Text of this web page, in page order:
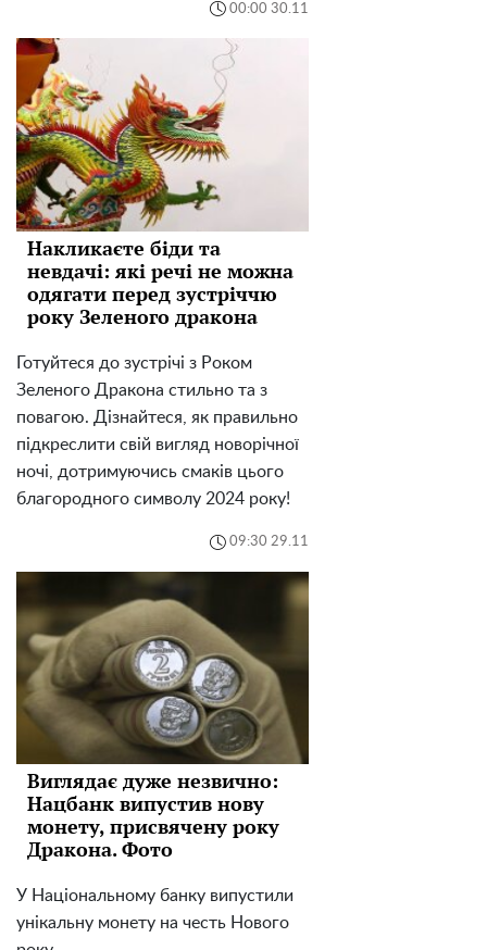
00:00 30.11
Накликаєте біди та
невдачі: які речі не можна
одягати перед зустріччю
року Зеленого дракона
Готуйтеся до зустрічі з Роком
Зеленого Дракона стильно та з
повагою. Дізнайтеся, як правильно
підкреслити свій вигляд новорічної
ночі, дотримуючись смаків цього
благородного символу 2024 року!
09:30 29.11
Виглядає дуже незвично:
Нацбанк випустив нову
монету, присвячену року
Дракона. Фото
У Національному банку випустили
унікальну монету на честь Нового